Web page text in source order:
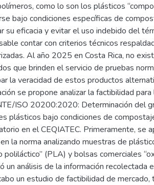
como lo son los plásticos
bajo condiciones específicas de
su eficacia y evitar el uso indebido del
contar con criterios técnicos
Al año 2025 en Costa Rica, no
que brinden el servicio de pruebas
la veracidad de estos productos
se propone analizar la factibilidad
ISO 20200:2020: Determinación del
plásticos bajo condiciones de
en el CEQIATEC. Primeramente, se
la norma analizando muestras de
poliláctico” (PLA) y bolsas comerciales
un análisis de la información recolectada
un estudio de factibilidad de mercado,